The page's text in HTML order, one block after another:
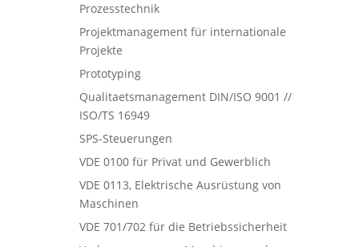
Prozesstechnik
Projektmanagement für internationale
Projekte
Prototyping
Qualitaetsmanagement DIN/ISO 9001 //
ISO/TS 16949
SPS-Steuerungen
VDE 0100 für Privat und Gewerblich
VDE 0113, Elektrische Ausrüstung von
Maschinen
VDE 701/702 für die Betriebssicherheit